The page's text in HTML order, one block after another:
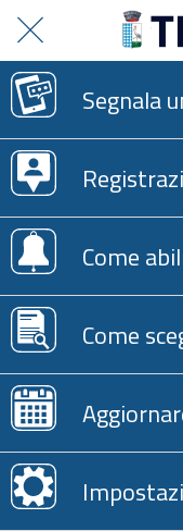
Segnala
Come
Come